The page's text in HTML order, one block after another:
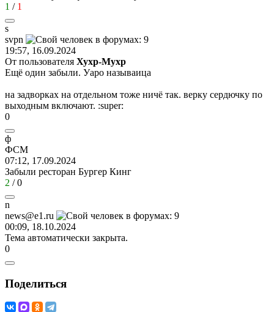
1 / 1
s
svpn
19:57, 16.09.2024
От пользователя Хухр-Мухр
Ещё один забыли. Уаро называица
на задворках на отдельном тоже ничё так. верку сердючку по
выходным включают. :super:
0
ф
ФСМ
07:12, 17.09.2024
Забыли ресторан Бургер Кинг
2 /0
n
news@e1.ru
00:09, 18.10.2024
Тема автоматически закрыта.
0
Поделиться